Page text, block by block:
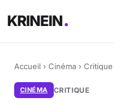
KRINEIN
Accueil › Cinéma › Critique
CINÉMA CRITIQUE